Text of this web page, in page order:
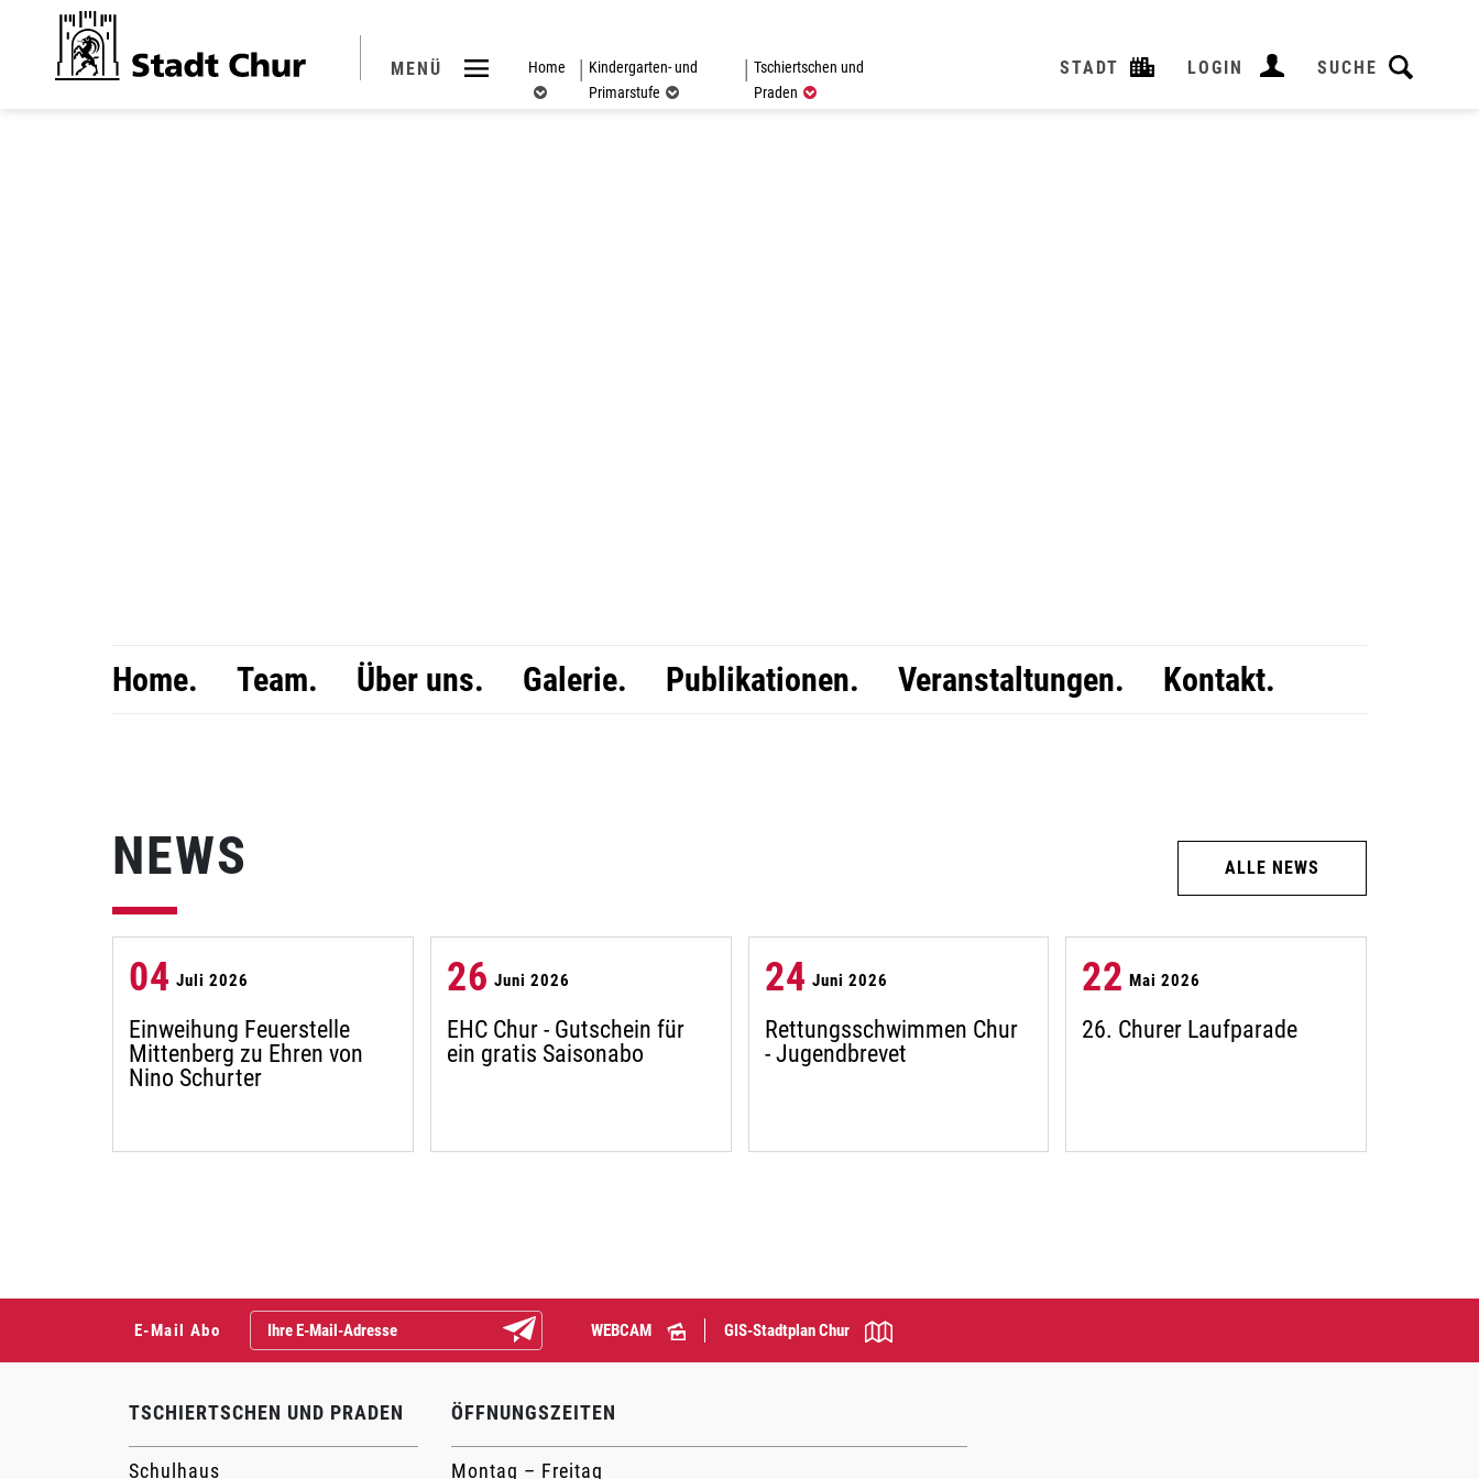
Kopfzeile
MENÜ SUCHE
LOGIN
STADT
Home
Kindergarten- und
Primarstufe
Tschiertschen und
Praden (ausgewählt)
Home. Team. Über uns. Galerie. Publikationen. Veranstaltungen. Kontakt.
NEWS
04 Juli 2026
Einweihung Feuerstelle
Mittenberg zu Ehren von
Nino Schurter
26 Juni 2026
EHC Chur - Gutschein für
ein gratis Saisonabo
24 Juni 2026
Rettungsschwimmen Chur
- Jugendbrevet
22 Mai 2026
26. Churer Laufparade
ALLE NEWS
E-Mail Abo Abonnieren WEBCAM GIS-Stadtplan Chur
TSCHIERTSCHEN UND PRADEN
Schulhaus
ÖFFNUNGSZEITEN
Montag – Freitag